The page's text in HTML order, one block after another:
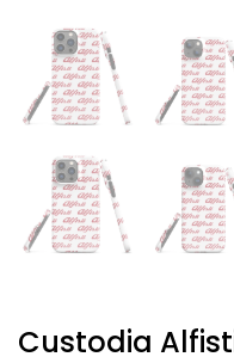
Custodia